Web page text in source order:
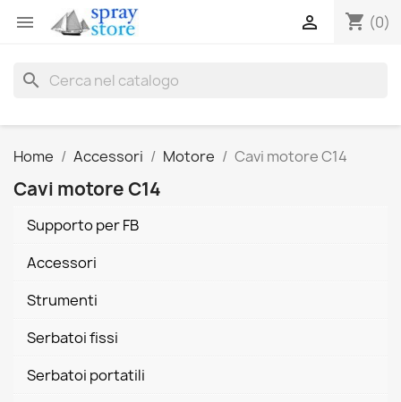
 shopping_cart (0)

search
Home Accessori Motore Cavi motore C14
Cavi motore C14
Supporto per FB
Accessori
Strumenti
Serbatoi fissi
Serbatoi portatili